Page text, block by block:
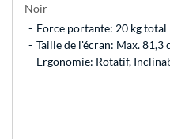
Noir
Force portante: 20 kg total
Taille de l'écran: Max. 81,3
Ergonomie: Rotatif,